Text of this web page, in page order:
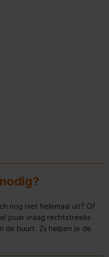
nog niet helemaal uit? Of
jouw vraag rechtstreeks
de buurt. Zij helpen je de